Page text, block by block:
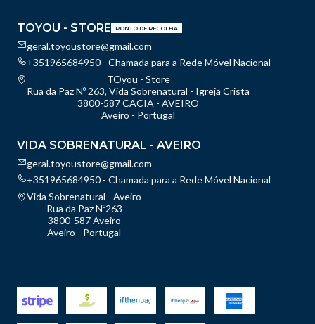
TOYOU - STORE PONTO DE RECOLHA
geral.toyoustore@gmail.com
+351965684950 - Chamada para a Rede Móvel Nacional
TOyou - Store
Rua da Paz Nº 263, Vida Sobrenatural - Igreja Crista
3800-587 CACIA - AVEIRO
Aveiro - Portugal
VIDA SOBRENATURAL - AVEIRO
geral.toyoustore@gmail.com
+351965684950 - Chamada para a Rede Móvel Nacional
Vida Sobrenatural - Aveiro
Rua da Paz Nº263
3800-587 Aveiro
Aveiro - Portugal